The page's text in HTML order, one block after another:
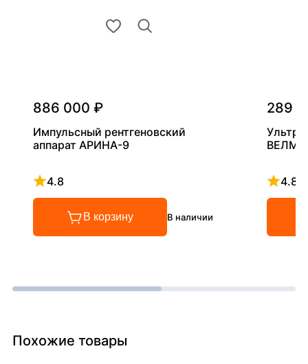
886 000 ₽
Импульсный рентгеновский
аппарат АРИНА-9
4.8
Рейтинг 4.8 из 5
В корзину В наличии
289
4.8
Похожие товары